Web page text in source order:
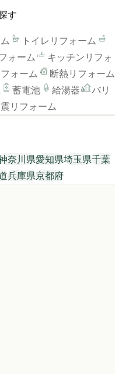
す
トイレリフォーム
ォーム
キッチンリフォ
ォーム
断熱リフォーム
蓄電池 給湯器
バリ
リフォーム
奈川県愛知県埼玉県千葉
兵庫県京都府